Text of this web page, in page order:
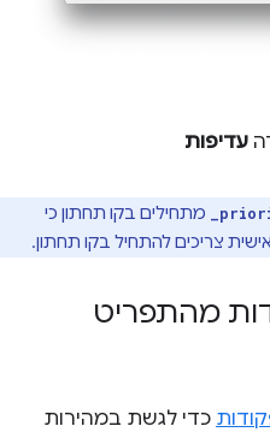
עדיפות
מתחילים בקו תחתון כי
צריכים להתחיל בקו תחתון.
מהתפריט
כדי לגשת במהירות